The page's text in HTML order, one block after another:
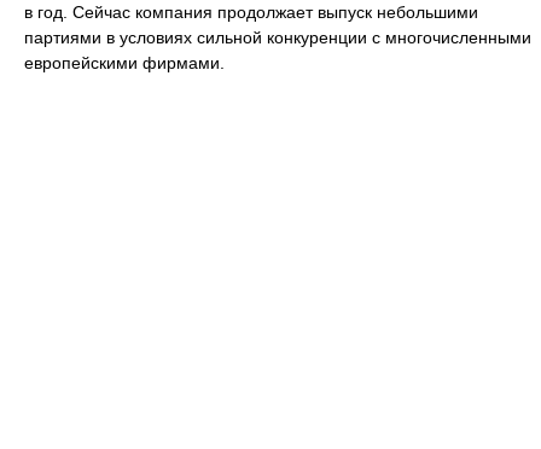
в год. Сейчас компания продолжает выпуск небольшими
партиями в условиях сильной конкуренции с многочисленными
европейскими фирмами.